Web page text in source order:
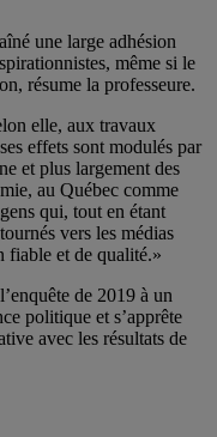
une large adhésion
même si le
résume la professeure.
elle, aux travaux
effets sont modulés par
et plus largement des
au Québec comme
qui, tout en étant
vers les médias
fiable et de qualité.»
de 2019 à un
politique et s’apprête
avec les résultats de